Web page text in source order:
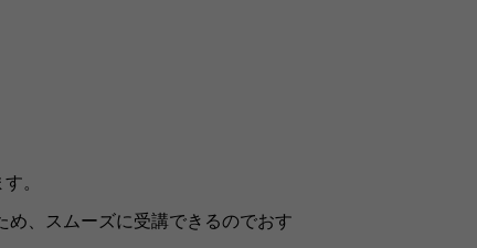
。
、スムーズに受講できるのでおす